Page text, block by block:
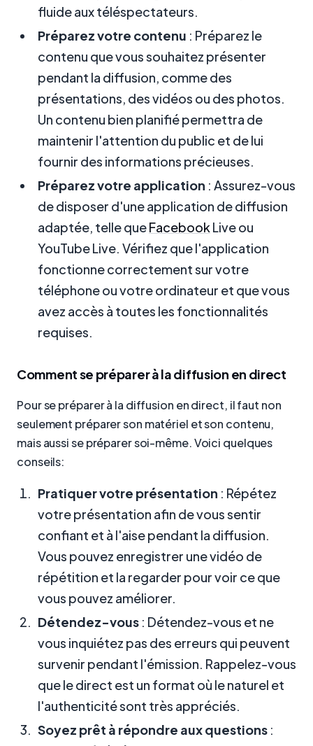
fluide aux téléspectateurs.
Préparez votre contenu : Préparez le
contenu que vous souhaitez présenter
pendant la diffusion, comme des
présentations, des vidéos ou des photos.
Un contenu bien planifié permettra de
maintenir l'attention du public et de lui
fournir des informations précieuses.
Préparez votre application : Assurez-vous
de disposer d'une application de diffusion
adaptée, telle queFacebook Live ou
YouTube Live. Vérifiez que l'application
fonctionne correctement sur votre
téléphone ou votre ordinateur et que vous
avez accès à toutes les fonctionnalités
requises.
Comment se préparer à la diffusion en direct
Pour se préparer à la diffusion en direct, il faut non
seulement préparer son matériel et son contenu,
mais aussi se préparer soi-même. Voici quelques
conseils:
Pratiquer votre présentation : Répétez
votre présentation afin de vous sentir
confiant et à l'aise pendant la diffusion.
Vous pouvez enregistrer une vidéo de
répétition et la regarder pour voir ce que
vous pouvez améliorer.
Détendez-vous : Détendez-vous et ne
vous inquiétez pas des erreurs qui peuvent
survenir pendant l'émission. Rappelez-vous
que le direct est un format où le naturel et
l'authenticité sont très appréciés.
Soyez prêt à répondre aux questions :